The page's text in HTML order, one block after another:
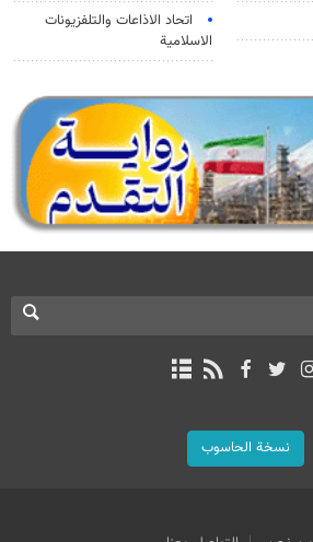
اتحاد الاذاعات والتلفزيونات
الاسلامية
نسخة الحاسوب